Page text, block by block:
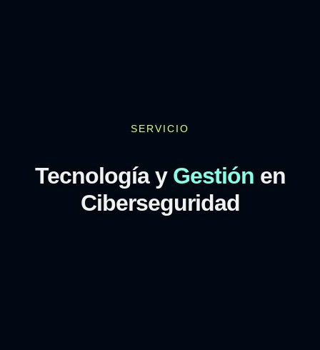
SERVICIO
Tecnología y Gestión en
Ciberseguridad